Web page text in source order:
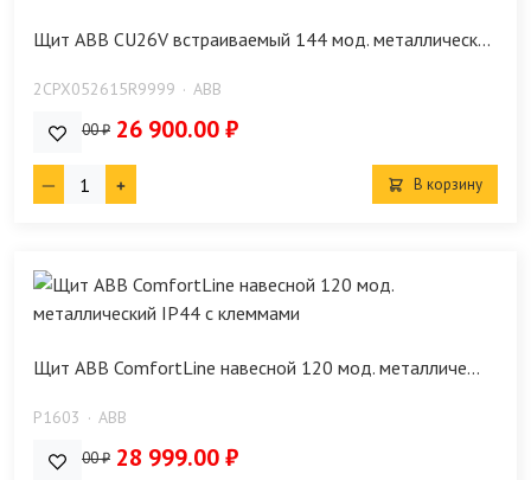
Щит ABB CU26V встраиваемый 144 мод. металлическ...
2CPX052615R9999 ABB
36 320.00 ₽ 26 900.00 ₽
В корзину
Щит ABB ComfortLine навесной 120 мод. металличе...
P1603 ABB
32 600.00 ₽ 28 999.00 ₽